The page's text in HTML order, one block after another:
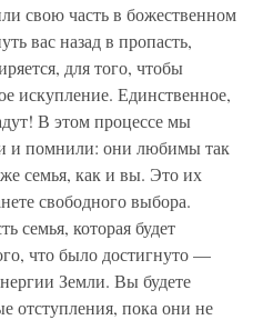
свою часть в божественном
вас назад в пропасть,
для того, чтобы
искупление. Единственное,
В этом процессе мы
и помнили: они любимы так
семья, как и вы. Это их
свободного выбора.
семья, которая будет
что было достигнуто —
Земли. Вы будете
отступления, пока они не